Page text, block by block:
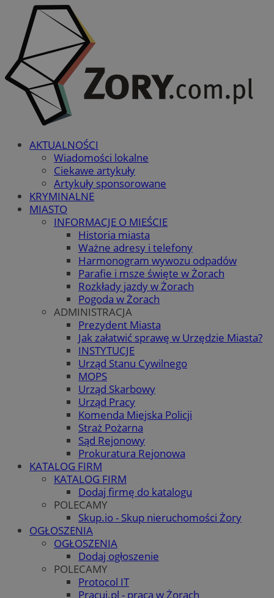
AKTUALNOŚCI
Wiadomości lokalne
Ciekawe artykuły
Artykuły sponsorowane
KRYMINALNE
MIASTO
INFORMACJE O MIEŚCIE
Historia miasta
Ważne adresy i telefony
Harmonogram wywozu odpadów
Parafie i msze święte w Żorach
Rozkłady jazdy w Żorach
Pogoda w Żorach
ADMINISTRACJA
Prezydent Miasta
Jak załatwić sprawę w Urzędzie Miasta?
INSTYTUCJE
Urząd Stanu Cywilnego
MOPS
Urząd Skarbowy
Urząd Pracy
Komenda Miejska Policji
Straż Pożarna
Sąd Rejonowy
Prokuratura Rejonowa
KATALOG FIRM
KATALOG FIRM
Dodaj firmę do katalogu
POLECAMY
Skup.io - Skup nieruchomości Żory
OGŁOSZENIA
OGŁOSZENIA
Dodaj ogłoszenie
POLECAMY
Protocol IT
Pracuj.pl - praca w Żorach